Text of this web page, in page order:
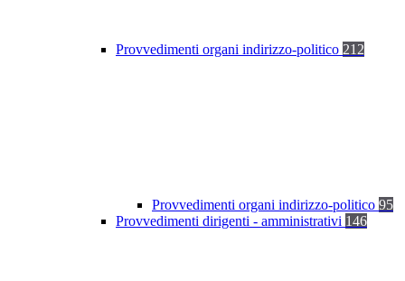
Provvedimenti organi indirizzo-politico 212
Provvedimenti organi indirizzo-politico 95
Provvedimenti dirigenti - amministrativi 146